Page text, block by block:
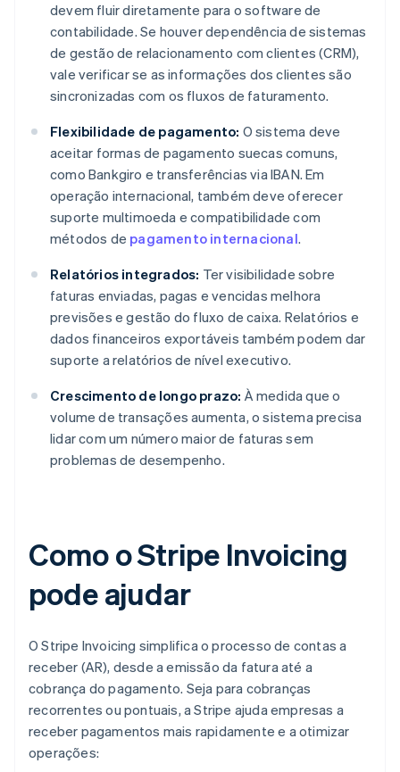
devem fluir diretamente para o software de
contabilidade. Se houver dependência de sistemas
de gestão de relacionamento com clientes (CRM),
vale verificar se as informações dos clientes são
sincronizadas com os fluxos de faturamento.
Flexibilidade de pagamento: O sistema deve
aceitar formas de pagamento suecas comuns,
como Bankgiro e transferências via IBAN. Em
operação internacional, também deve oferecer
suporte multimoeda e compatibilidade com
métodos de pagamento internacional.
Relatórios integrados: Ter visibilidade sobre
faturas enviadas, pagas e vencidas melhora
previsões e gestão do fluxo de caixa. Relatórios e
dados financeiros exportáveis também podem dar
suporte a relatórios de nível executivo.
Crescimento de longo prazo: À medida que o
volume de transações aumenta, o sistema precisa
lidar com um número maior de faturas sem
problemas de desempenho.
Como o Stripe Invoicing
pode ajudar
O Stripe Invoicing simplifica o processo de contas a
receber (AR), desde a emissão da fatura até a
cobrança do pagamento. Seja para cobranças
recorrentes ou pontuais, a Stripe ajuda empresas a
receber pagamentos mais rapidamente e a otimizar
operações: